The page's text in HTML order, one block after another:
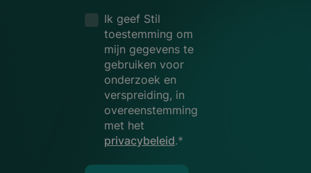
Ik geef Stil
toestemming om
mijn gegevens te
gebruiken voor
onderzoek en
verspreiding, in
overeenstemming
met het
privacybeleid.*